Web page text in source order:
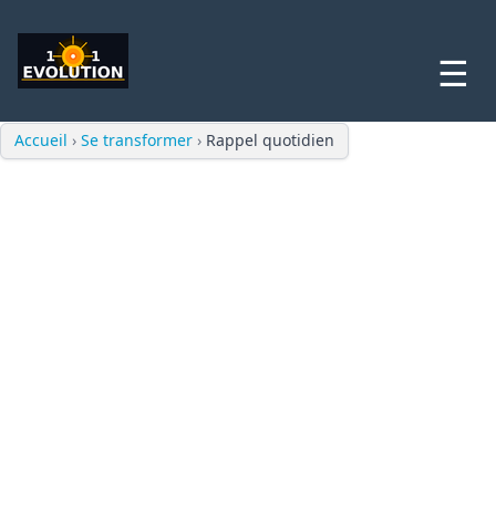
☰
Accueil › Se transformer › Rappel quotidien